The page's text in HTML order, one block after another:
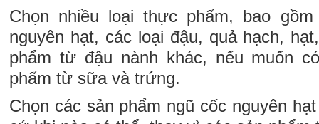
Chọn nhiều loại thực phẩm, bao
nguyên hạt, các loại đậu, quả hạch,
phẩm từ đậu nành khác, nếu muốn
phẩm từ sữa và trứng.
Chọn các sản phẩm ngũ cốc nguyên